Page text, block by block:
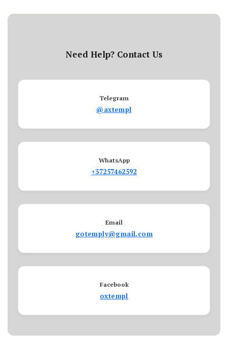
Need Help? Contact Us
Telegram
@axtempl
WhatsApp
+37257462592
Email
gotemply@gmail.com
Facebook
oxtempl